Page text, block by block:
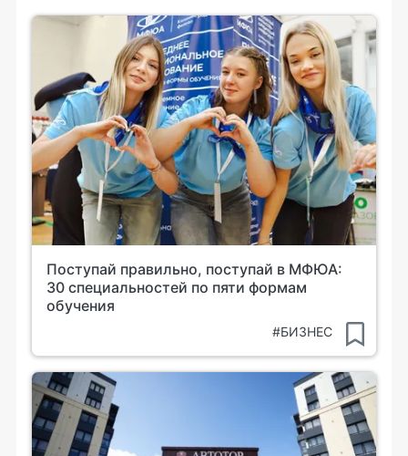
Поступай правильно, поступай в МФЮА:
30 специальностей по пяти формам
обучения
#БИЗНЕС